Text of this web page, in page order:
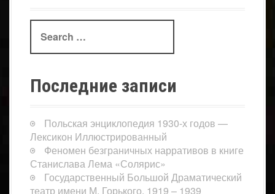
Search
for:
Последние записи
Польская энциклопедия 1930-х годов —
Лексикон Иллюстрированный
Феномен безграничных нарративов в книге
Станислава Лема «Солярис»
Государственный Большой Драматический
театр имени М. Горького, 1919 – 1939